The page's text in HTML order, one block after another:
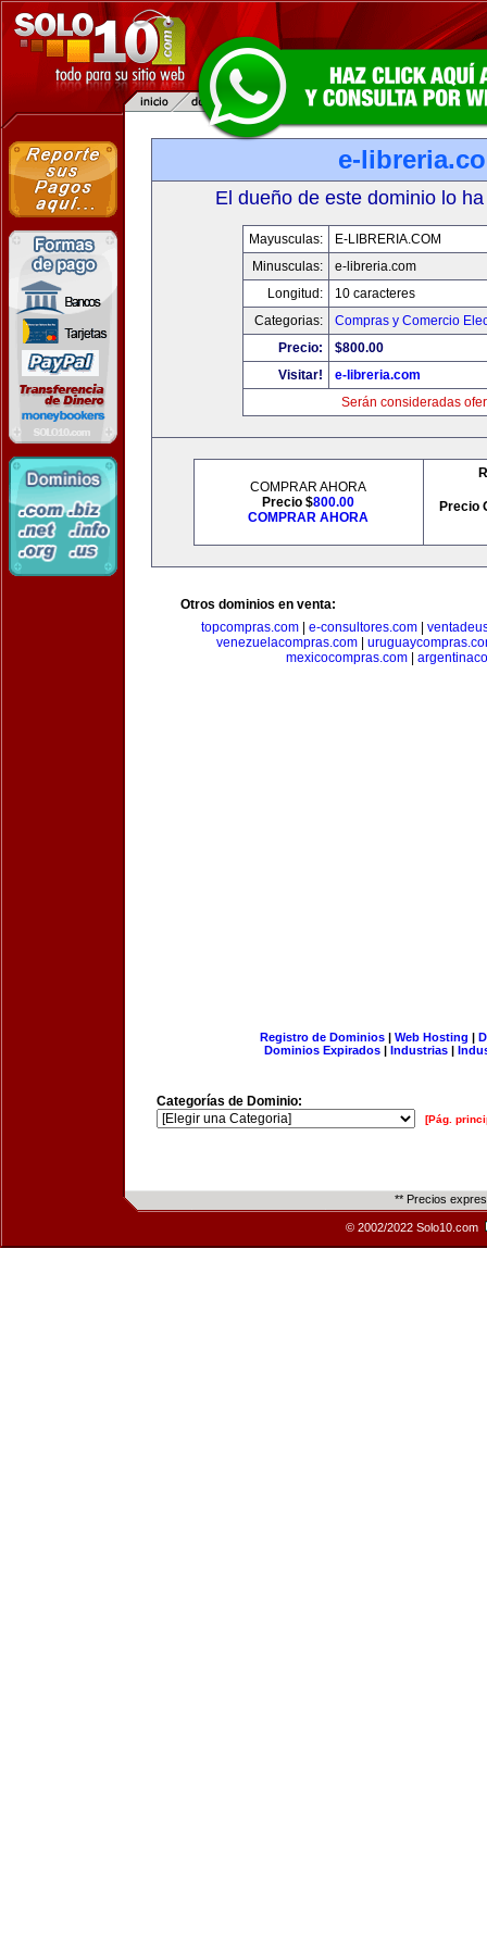
e-
El dueño de este dominio lo
Mayusculas:
E-LIBRERIA.COM
Minusculas:
e-libreria.com
Longitud:
10 caracteres
Categorias:
Compras y Comercio
Precio:
$800.00
Visitar!
e-libreria.com
Serán consideradas
COMPRAR AHORA
Precio $800.00
COMPRAR AHORA
Precio
Otros dominios en venta:
topcompras.com
e-consultores.com
venezuelacompras.com|
mexicocompras.com
Registro de Dominios| Web Hosting |
Dominios Expirados | Industrias |
Categorías de Dominio:
[Pág.
** Precios
© 2002/2022 Solo10.com